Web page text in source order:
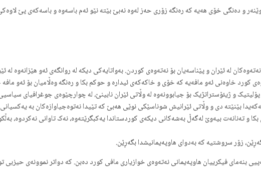
و دەنگی خۆی هەیە کە رەنگە زۆری حەز لەوە نەبێ بێتە نێو ئەم باسەوە و باسەکەی پێ
لە ئێران و پێناسەیان بۆ نەتەوەی کوردن. بەواتایەکی دیکە لە روانگەی ئەو هێزانەوە لە
خاوەنی ئەو مافەیە کە خۆی و خاکەکەی ئیدارە و حوکم بکا و رەنگە وەڵامیان بۆ ئەو مافە
و ژیئۆستراتژیک بۆ جیابوونەوە لە وڵاتی ئێران نابینێ، لە چوارچێوەی جوغرافیای سیاسیی
بێنێتە دی و وڵاتی ئێرانیش شوناسێکی نوێی هەبێ کە تێیدا نەتوەجیاوازەکان بە
و تەنانەت بیەوێ لەگەڵ بەشەکانی دیکەی کوردستاندا یەکبگرێتەوە، نەک تاوانی نەکردوە،
زۆر سروشتیە کە بەدوای هاوپەیمانیشدا بگەڕێن.
بنەمای فیکرییان هاوپەیمانی نەتەوەی خوازیاری مافی کورد دەبن. کە دواتر نموونەی حیزبی